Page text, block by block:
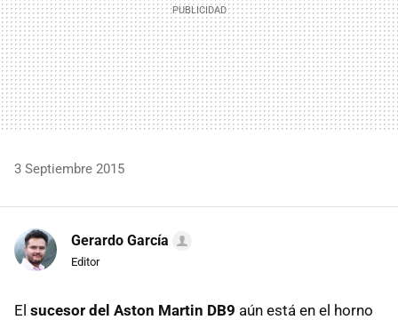
3 Septiembre 2015
Gerardo García
Editor
El sucesor del Aston Martin DB9 aún está en el horno